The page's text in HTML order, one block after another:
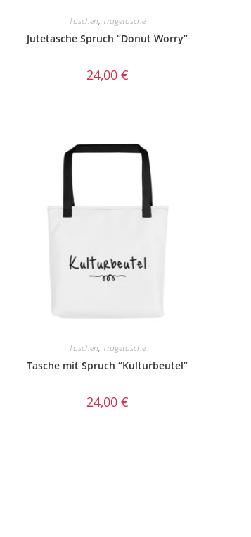
Taschen, Tragetasche
Jutetasche Spruch “Donut Worry”
24,00 €
Taschen, Tragetasche
Tasche mit Spruch “Kulturbeutel”
24,00 €